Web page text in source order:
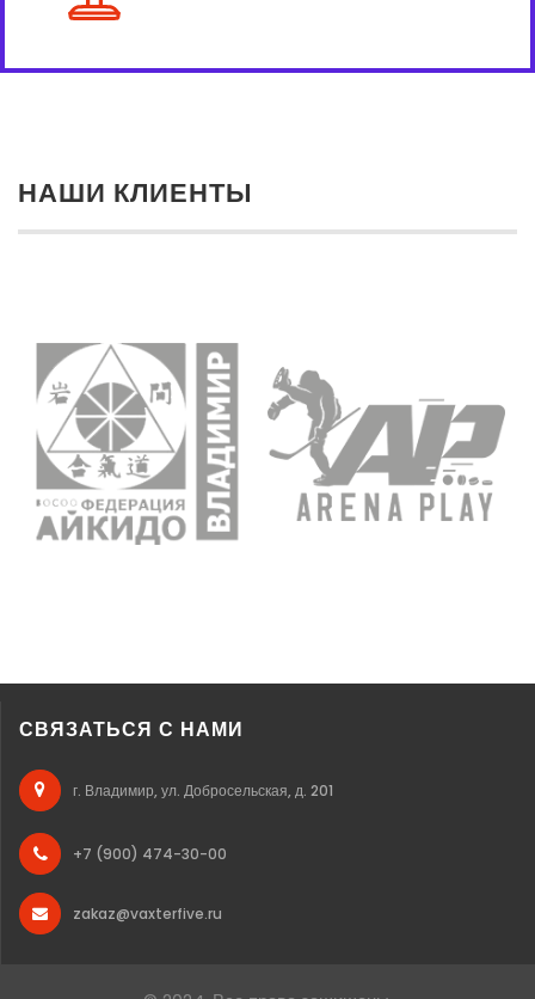
НАШИ КЛИЕНТЫ
СВЯЗАТЬСЯ С НАМИ
г. Владимир, ул. Добросельская, д. 201
+7 (900) 474-30-00
zakaz@vaxterfive.ru